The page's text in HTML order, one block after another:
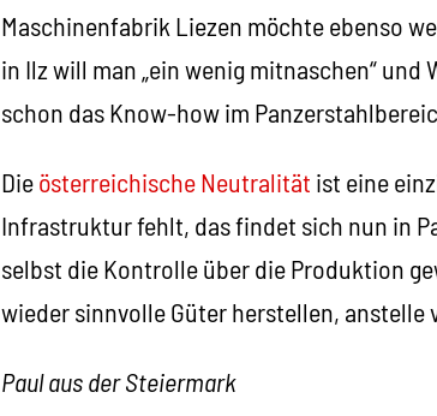
Maschinenfabrik Liezen möchte ebenso
in Ilz will man „ein wenig mitnaschen“
schon das Know-how im
Dieösterreichische Neutralität ist eine
Infrastruktur fehlt, das findet sich nun in
selbst die Kontrolle über die Produktion
wieder sinnvolle Güter herstellen, anstelle
Paul aus der Steiermark